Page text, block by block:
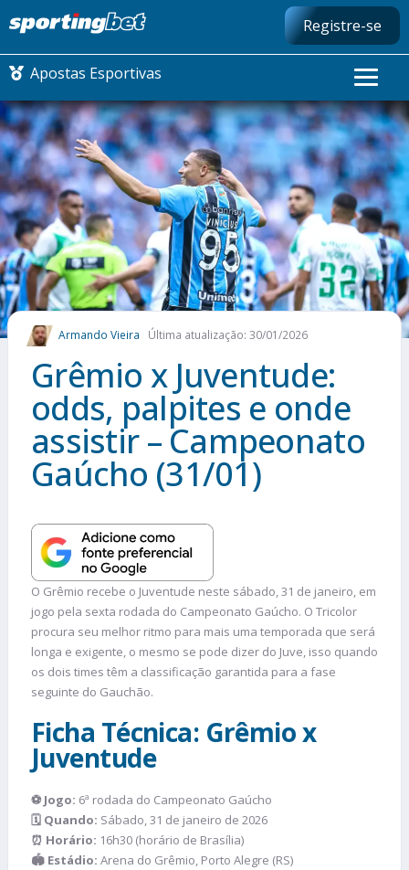
Registre-se
Apostas Esportivas
CONMEBOL LIBERTADORES
FUTEBOL NACIONAL
FUTEBOL INTERNACIONAL
COMO APOSTAR
MAIS ESPORTES
Armando Vieira Última atualização: 30/01/2026
Grêmio x Juventude:
odds, palpites e onde
assistir – Campeonato
Gaúcho (31/01)
O Grêmio recebe o Juventude neste sábado, 31 de janeiro, em
jogo pela sexta rodada do Campeonato Gaúcho. O Tricolor
procura seu melhor ritmo para mais uma temporada que será
longa e exigente, o mesmo se pode dizer do Juve, isso quando
os dois times têm a classificação garantida para a fase
seguinte do Gauchão.
Ficha Técnica: Grêmio x
Juventude
⚽ Jogo: 6ª rodada do Campeonato Gaúcho
🗓️ Quando: Sábado, 31 de janeiro de 2026
⏰ Horário: 16h30 (horário de Brasília)
🏟️ Estádio: Arena do Grêmio, Porto Alegre (RS)